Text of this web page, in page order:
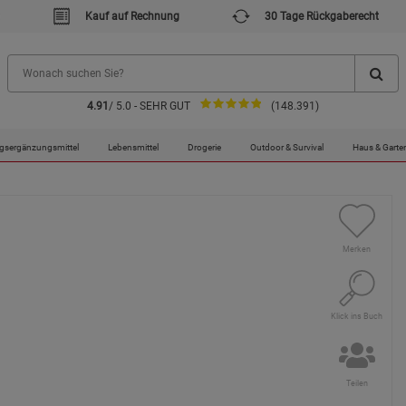
Kauf auf Rechnung 30 Tage Rückgaberecht
4.91 / 5.0 - SEHR GUT (148.391)
Lebensmittel Drogerie Outdoor & Survival Haus &
Merken
Klick ins Buch
Teilen